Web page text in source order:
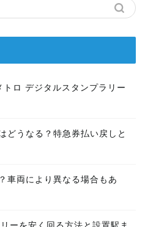
ロ デジタルスタンプラリー
どうなる？特急券払い戻しと
車両により異なる場合もあ